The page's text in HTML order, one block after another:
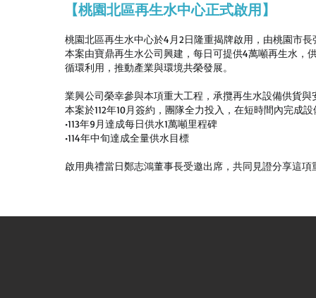
【桃園北區再生水中心正式啟用】
桃園北區再生水中心於4月2日隆重揭牌啟用，由桃園市
本案由寶鼎再生水公司興建，每日可提供4萬噸再生水，
循環利用，推動產業與環境共榮發展。
業興公司榮幸參與本項重大工程，承攬再生水設備供貨
本案於112年10月簽約，團隊全力投入，在短時間內完成
•113年9月達成每日供水1萬噸里程碑
•114年中旬達成全量供水目標
啟用典禮當日鄭志鴻董事長受邀出席，共同見證分享這